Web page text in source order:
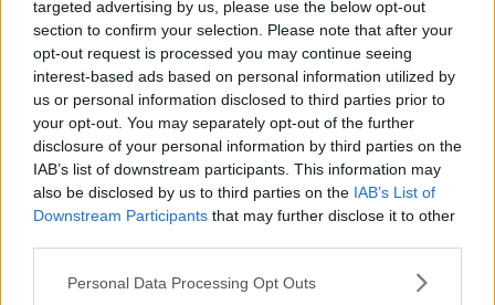
targeted advertising by us, please use the below opt-out
section to confirm your selection. Please note that after your
opt-out request is processed you may continue seeing
interest-based ads based on personal information utilized by
us or personal information disclosed to third parties prior to
your opt-out. You may separately opt-out of the further
disclosure of your personal information by third parties on the
IAB’s list of downstream participants. This information may
also be disclosed by us to third parties on the IAB’s List of
Downstream Participants that may further disclose it to other
Personal Data Processing Opt Outs
settore.
Gli studenti hanno a disposizione un programma dimentoringcon
imprenditori e professionistie utilizzeranno la piattaforma online
blended learninge networking www.eyee.eunata dalla
sperimentazione all’interno del progetto europeo Eyee Erasmus +.
Potranno sviluppare la loro idea di impresa: le migliori idee,
accompagnate da unelevator pitch, saranno presentate da loro
stessi in uncontestdi fronte a unagiuria di esperti. La più
originale, ma anche concreta e realizzabile, sarà premiata con un
e potrà essere approfondita attraverso un follow upinsieme